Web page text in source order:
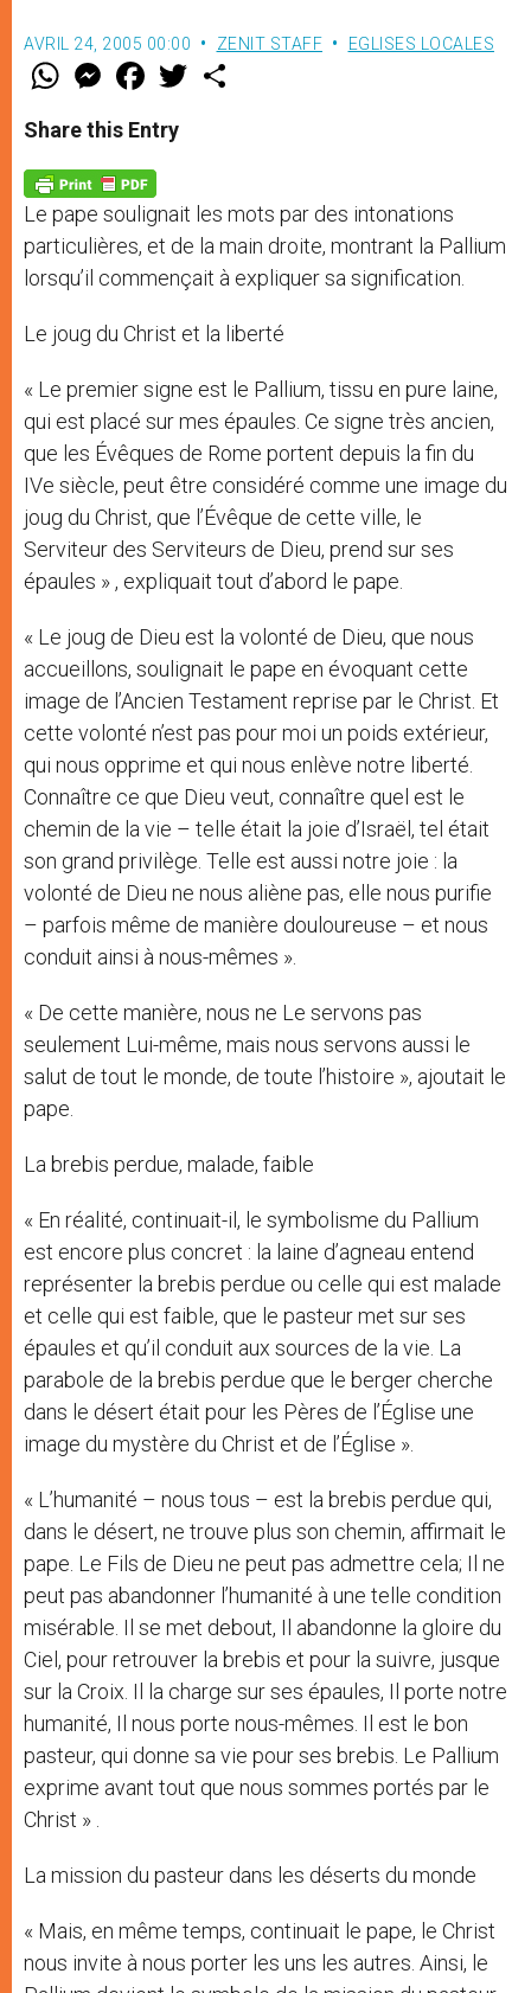
AVRIL 24, 2005 00:00 ZENIT STAFF EGLISES LOCALES
W
t
s
p
p
M
e
s
e
g
e
r
F
a
e
b
o
k
w
Share this Entry
Le pape soulignait les mots par des intonations
particulières, et de la main droite, montrant la Pallium
lorsqu’il commençait à expliquer sa signification.
Le joug du Christ et la liberté
« Le premier signe est le Pallium, tissu en pure laine,
qui est placé sur mes épaules. Ce signe très ancien,
que les Évêques de Rome portent depuis la fin du
IVe siècle, peut être considéré comme une image du
joug du Christ, que l’Évêque de cette ville, le
Serviteur des Serviteurs de Dieu, prend sur ses
épaules » , expliquait tout d’abord le pape.
« Le joug de Dieu est la volonté de Dieu, que nous
accueillons, soulignait le pape en évoquant cette
image de l’Ancien Testament reprise par le Christ. Et
cette volonté n’est pas pour moi un poids extérieur,
qui nous opprime et qui nous enlève notre liberté.
Connaître ce que Dieu veut, connaître quel est le
chemin de la vie – telle était la joie d’Israël, tel était
son grand privilège. Telle est aussi notre joie : la
volonté de Dieu ne nous aliène pas, elle nous purifie
– parfois même de manière douloureuse – et nous
conduit ainsi à nous-mêmes ».
« De cette manière, nous ne Le servons pas
seulement Lui-même, mais nous servons aussi le
salut de tout le monde, de toute l’histoire », ajoutait le
pape.
La brebis perdue, malade, faible
« En réalité, continuait-il, le symbolisme du Pallium
est encore plus concret : la laine d’agneau entend
représenter la brebis perdue ou celle qui est malade
et celle qui est faible, que le pasteur met sur ses
épaules et qu’il conduit aux sources de la vie. La
parabole de la brebis perdue que le berger cherche
dans le désert était pour les Pères de l’Église une
image du mystère du Christ et de l’Église ».
« L’humanité – nous tous – est la brebis perdue qui,
dans le désert, ne trouve plus son chemin, affirmait le
pape. Le Fils de Dieu ne peut pas admettre cela; Il ne
peut pas abandonner l’humanité à une telle condition
misérable. Il se met debout, Il abandonne la gloire du
Ciel, pour retrouver la brebis et pour la suivre, jusque
sur la Croix. Il la charge sur ses épaules, Il porte notre
humanité, Il nous porte nous-mêmes. Il est le bon
pasteur, qui donne sa vie pour ses brebis. Le Pallium
exprime avant tout que nous sommes portés par le
Christ » .
La mission du pasteur dans les déserts du monde
« Mais, en même temps, continuait le pape, le Christ
nous invite à nous porter les uns les autres. Ainsi, le